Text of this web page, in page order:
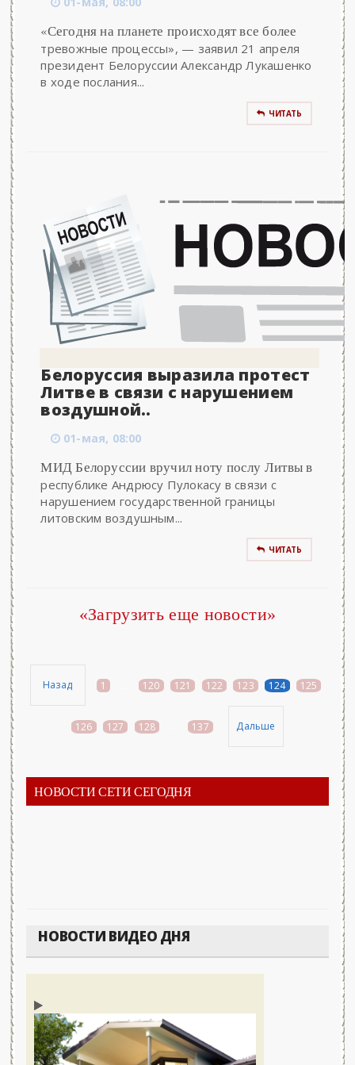
«Сегодня на планете происходят все более
тревожные процессы», — заявил 21 апреля
президент Белоруссии Александр Лукашенко
в ходе послания...
ЧИТАТЬ
Белоруссия выразила протест
Литве в связи с нарушением
воздушной..
01-мая, 08:00
МИД Белоруссии вручил ноту послу Литвы в
республике Андрюсу Пулокасу в связи с
нарушением государственной границы
литовским воздушным...
ЧИТАТЬ
«Загрузить еще новости»
Назад 1 120 121 122 123 124 125
126 127 128 137 Дальше
НОВОСТИ СЕТИ СЕГОДНЯ
НОВОСТИ ВИДЕО ДНЯ